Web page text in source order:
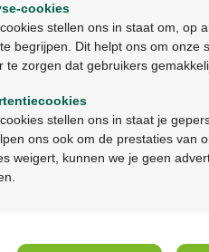
Ga verder in het
cookies
stellen ons in staat om, op
begrijpen. Dit helpt ons om onze
te zorgen dat gebruikers
stellen ons in staat je
ons ook om de prestaties van
weigert, kunnen we je geen